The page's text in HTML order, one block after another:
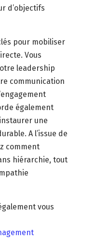
d’objectifs
pour mobiliser
Vous
leadership
communication
également
une
A l’issue de
comment
hiérarchie, tout
vous